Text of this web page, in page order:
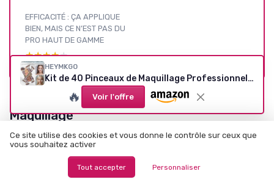
EFFICACITÉ : ÇA APPLIQUE
BIEN, MAIS CE N’EST PAS DU
PRO HAUT DE GAMME
★★★★★
★★★★★
Maquillage
par usage :
voir nos
Voir tous les tests Maquillage par usage →
HEYMKGO
Kit de 40 Pinceaux de Maquillage Professionnels Multi-fonctions - Set Complet avec Pinceaux Double Face, Fond de Teint, Poudre, Blush, Correcteur, Fards à Paupières - Accessoires
🔥 Voir l'offre
Ce site utilise des cookies et vous donne le contrôle sur ceux que
vous souhaitez activer
Tout accepter Personnaliser